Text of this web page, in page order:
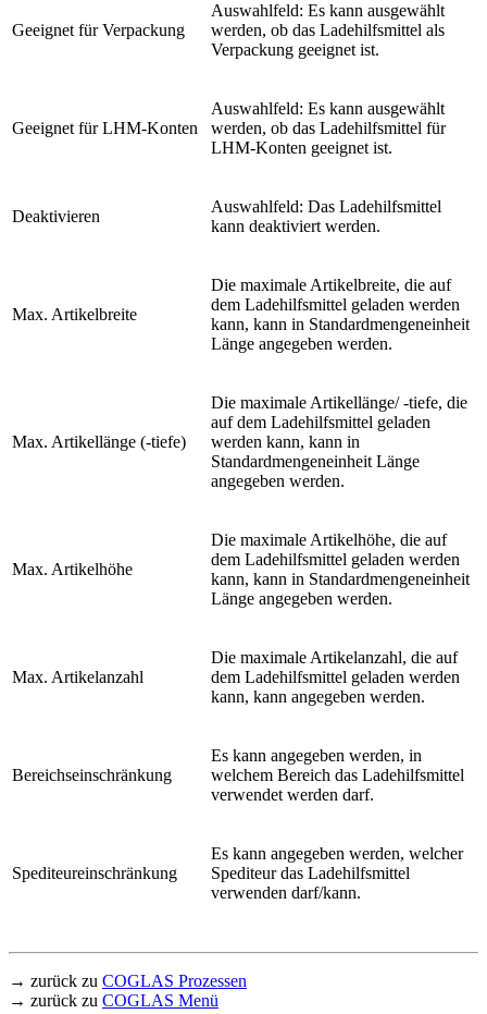
Geeignet für Verpackung
Auswahlfeld: Es kann ausgewählt
werden, ob das Ladehilfsmittel als
Verpackung geeignet ist.
Geeignet für LHM-Konten
Auswahlfeld: Es kann ausgewählt
werden, ob das Ladehilfsmittel für
LHM-Konten geeignet ist.
Deaktivieren
Auswahlfeld: Das Ladehilfsmittel
kann deaktiviert werden.
Max. Artikelbreite
Die maximale Artikelbreite, die auf
dem Ladehilfsmittel geladen werden
kann, kann in Standardmengeneinheit
Länge angegeben werden.
Max. Artikellänge (-tiefe)
Die maximale Artikellänge/ -tiefe, die
auf dem Ladehilfsmittel geladen
werden kann, kann in
Standardmengeneinheit Länge
angegeben werden.
Max. Artikelhöhe
Die maximale Artikelhöhe, die auf
dem Ladehilfsmittel geladen werden
kann, kann in Standardmengeneinheit
Länge angegeben werden.
Max. Artikelanzahl
Die maximale Artikelanzahl, die auf
dem Ladehilfsmittel geladen werden
kann, kann angegeben werden.
Bereichseinschränkung
Es kann angegeben werden, in
welchem Bereich das Ladehilfsmittel
verwendet werden darf.
Spediteureinschränkung
Es kann angegeben werden, welcher
Spediteur das Ladehilfsmittel
verwenden darf/kann.
→ zurück zu COGLAS Prozessen
→ zurück zu COGLAS Menü